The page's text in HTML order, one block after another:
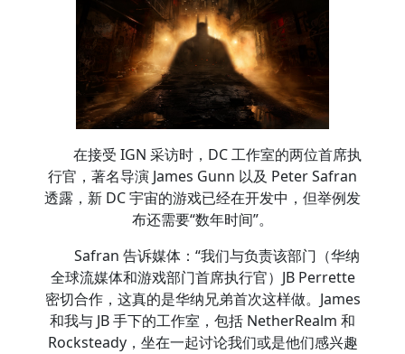
在接受 IGN 采访时，DC 工作室的两位首席执
行官，著名导演 James Gunn 以及 Peter Safran
透露，新 DC 宇宙的游戏已经在开发中，但举例发
布还需要“数年时间”。
Safran 告诉媒体：“我们与负责该部门（华纳
全球流媒体和游戏部门首席执行官）JB Perrette
密切合作，这真的是华纳兄弟首次这样做。James
和我与 JB 手下的工作室，包括 NetherRealm 和
Rocksteady，坐在一起讨论我们或是他们感兴趣